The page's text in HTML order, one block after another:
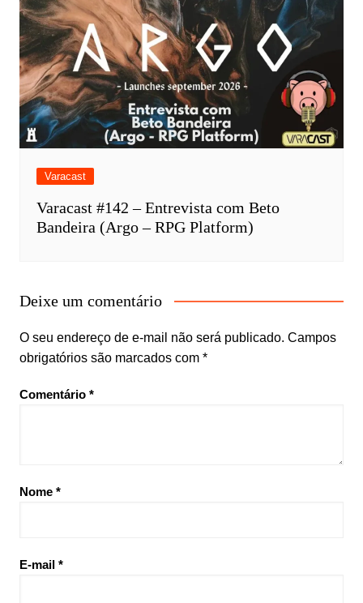
Varacast
Varacast #142 – Entrevista com Beto
Bandeira (Argo – RPG Platform)
Deixe um comentário
O seu endereço de e-mail não será publicado. Campos
obrigatórios são marcados com *
Comentário *
Nome *
E-mail *